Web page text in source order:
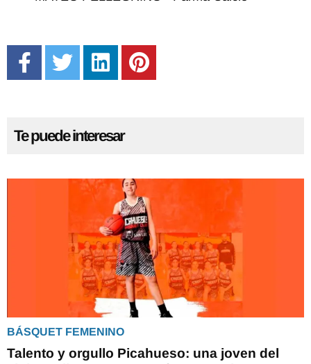
Te puede interesar
BÁSQUET FEMENINO
Talento y orgullo Picahueso: una joven del